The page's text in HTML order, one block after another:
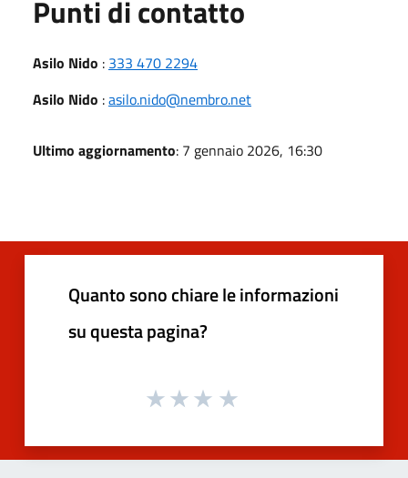
Punti di contatto
Asilo Nido : 333 470 2294
Asilo Nido :asilo.nido@nembro.net
Ultimo aggiornamento: 7 gennaio 2026, 16:30
Quanto sono chiare le informazioni
su questa pagina?